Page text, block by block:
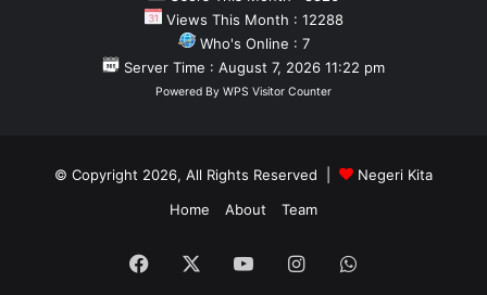
Views This Month : 12288
Who's Online : 7
Server Time : August 7, 2026 11:22 pm
Powered By WPS Visitor Counter
© Copyright 2026, All Rights Reserved |
Negeri Kita
Home
About Team
Facebook YouTubeInstagramWhatsApp